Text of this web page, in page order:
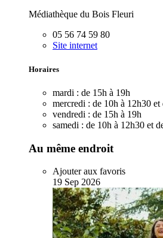
Médiathèque du Bois Fleuri
05 56 74 59 80
Site internet
Horaires
mardi : de 15h à 19h
mercredi : de 10h à 12h30 et
vendredi : de 15h à 19h
samedi : de 10h à 12h30 et
Au même endroit
Ajouter aux favoris
19 Sep 2026